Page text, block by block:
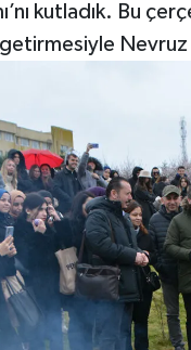
kutladık. Bu
Nevruz